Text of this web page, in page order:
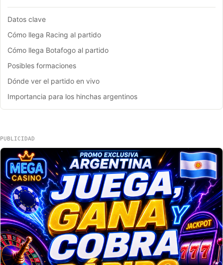
Datos clave
Cómo llega Racing al partido
Cómo llega Botafogo al partido
Posibles formaciones
Dónde ver el partido en vivo
Importancia para los hinchas argentinos
PUBLICIDAD